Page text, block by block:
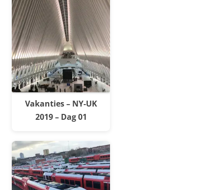
Vakanties – NY-UK
2019 – Dag 01